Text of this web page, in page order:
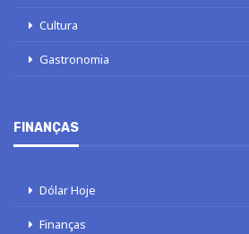
Cultura
Gastronomia
FINANÇAS
Dólar Hoje
Finanças